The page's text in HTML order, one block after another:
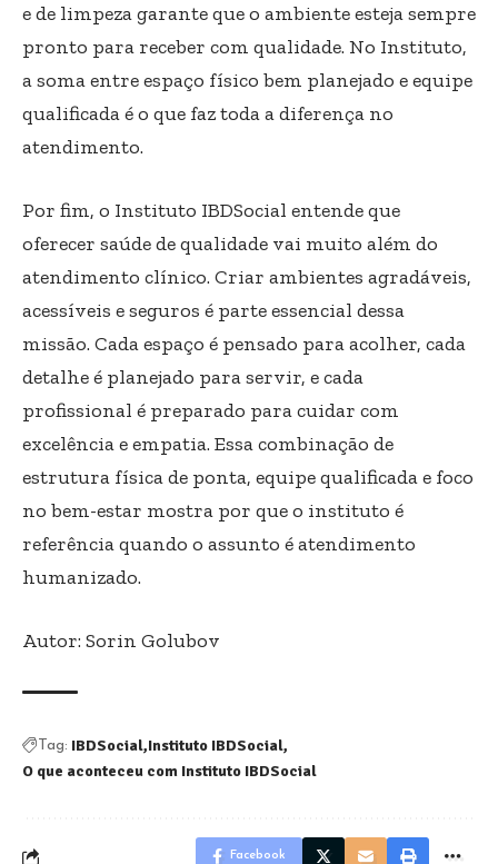
e de limpeza garante que o ambiente esteja sempre
pronto para receber com qualidade. No Instituto,
a soma entre espaço físico bem planejado e equipe
qualificada é o que faz toda a diferença no
atendimento.
Por fim, o Instituto IBDSocial entende que
oferecer saúde de qualidade vai muito além do
atendimento clínico. Criar ambientes agradáveis,
acessíveis e seguros é parte essencial dessa
missão. Cada espaço é pensado para acolher, cada
detalhe é planejado para servir, e cada
profissional é preparado para cuidar com
excelência e empatia. Essa combinação de
estrutura física de ponta, equipe qualificada e foco
no bem-estar mostra por que o instituto é
referência quando o assunto é atendimento
humanizado.
Autor: Sorin Golubov
Tag: IBDSocial Instituto IBDSocial
O que aconteceu com Instituto IBDSocial
Facebook